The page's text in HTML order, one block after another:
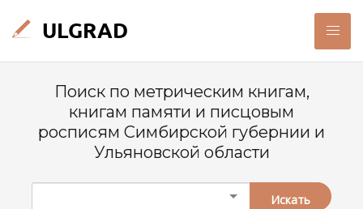
Поиск по метрическим книгам,
книгам памяти и писцовым
росписям Симбирской губернии и
Ульяновской области
Искать